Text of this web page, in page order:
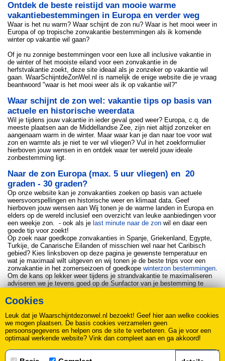
Ontdek de beste reistijd van mooie warme
vakantiebestemmingen in Europa en verder weg
Waar is het nu warm? Waar schijnt de zon nu? Waar is het mooi weer in
Europa of op tropische zonvakantie bestemmingen als ik komende
winter op vakantie wil gaan?
Of je nu zonnige bestemmingen voor een luxe all inclusive vakantie in
de winter of het mooiste eiland voor een zonvakantie in de
herfstvakantie zoekt, deze site ideaal als je zonzeker op vakantie wil
gaan. WaarSchijntdeZonWel.nl is namelijk de enige website die je vraag
beantwoord "waar is het mooi weer als ik op vakantie wil?"
Waar schijnt de zon wel: vakantie tips op basis van
actuele en historische weerdata
Wil je tijdens jouw vakantie in ieder geval goed weer? Europa, c.q. de
meeste plaatsen aan de Middellandse Zee, zijn niet altijd zonzeker en
aangenaam warm in de winter. Maar waar kan je dan naar toe voor wat
zon en warmte als je niet te ver wil vliegen? Vul in het zoekformulier
hierboven jouw wensen in en ontdek waar ter wereld jouw ideale
zonbestemming ligt.
Naar de zon Europa (max. 5 uur vliegen) en 20
graden - 30 graden?
Op onze website kan je zonvakanties zoeken op basis van actuele
weersvoorspellingen en historische weer en klimaat data. Geef
hierboven jouw wensen aan Wij tonen je de warme landen in Europa en
elders op de wereld inclusief een overzicht van leuke aanbiedingen voor
een weekje zon. - ook als je last minute naar de zon wil en daar een
goede tip voor zoekt!
Op zoek naar goedkope zonvakanties in Spanje, Griekenland, Egypte,
Turkije, de Canarische Eilanden of misschien wel naar het Caribisch
gebied? Kies linksboven op deze pagina je gewenste temperatuur en
wat je maximaal wilt uitgeven en wij tonen je de beste trips voor een
zonvakantie in het zomerseizoen of goedkope winterzon bestemmingen.
Om de kans op lekker weer tijdens je strandvakantie te maximaliseren
adviseren we je tevens goed op de Sunfactor van je bestemming te
altijd vallen. Maar een hoge score betekent wel dat de kans groot is dat
je goed weer treft op vakantie! Mocht je jouw vakantiebestemming
missen laat het ons dan weten, dan staat die volgende week wellicht in
dit overzicht met bestemmingen.
Over ons| Contact| Disclaimer, Privacy & Cookie statement|
Cookies
Leuk dat je Waarschijntdezonwel.nl bezoekt! Geef hier aan welke cookies
we mogen plaatsen. De basis cookies verzamelen geen
persoonsgegevens en helpen ons de site te verbeteren. Ga je voor een
optimaal werkende website? Vink dan compleet aan en ga akkoord!